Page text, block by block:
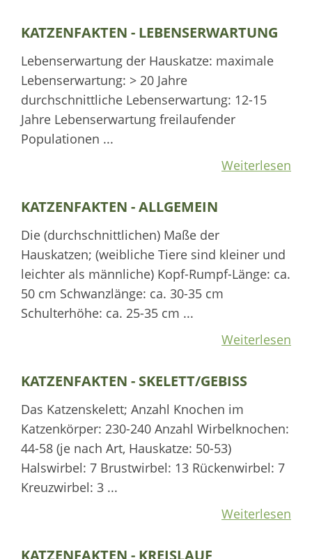
KATZENFAKTEN - LEBENSERWARTUNG
Lebenserwartung der Hauskatze: maximale
Lebenserwartung: > 20 Jahre
durchschnittliche Lebenserwartung: 12-15
Jahre Lebenserwartung freilaufender
Populationen ...
Weiterlesen
KATZENFAKTEN - ALLGEMEIN
Die (durchschnittlichen) Maße der
Hauskatzen; (weibliche Tiere sind kleiner und
leichter als männliche) Kopf-Rumpf-Länge: ca.
50 cm Schwanzlänge: ca. 30-35 cm
Schulterhöhe: ca. 25-35 cm ...
Weiterlesen
KATZENFAKTEN - SKELETT/GEBISS
Das Katzenskelett; Anzahl Knochen im
Katzenkörper: 230-240 Anzahl Wirbelknochen:
44-58 (je nach Art, Hauskatze: 50-53)
Halswirbel: 7 Brustwirbel: 13 Rückenwirbel: 7
Kreuzwirbel: 3 ...
Weiterlesen
KATZENFAKTEN - KREISLAUF